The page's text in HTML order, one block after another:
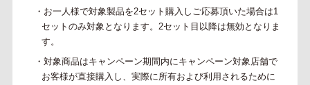
・お一人様で対象製品を2セット購入しご応募頂いた場合は1
セットのみ対象となります。2セット目以降は無効となりま
す。
・対象商品はキャンペーン期間内にキャンペーン対象店舗で
お客様が直接購入し、実際に所有および利用されるために